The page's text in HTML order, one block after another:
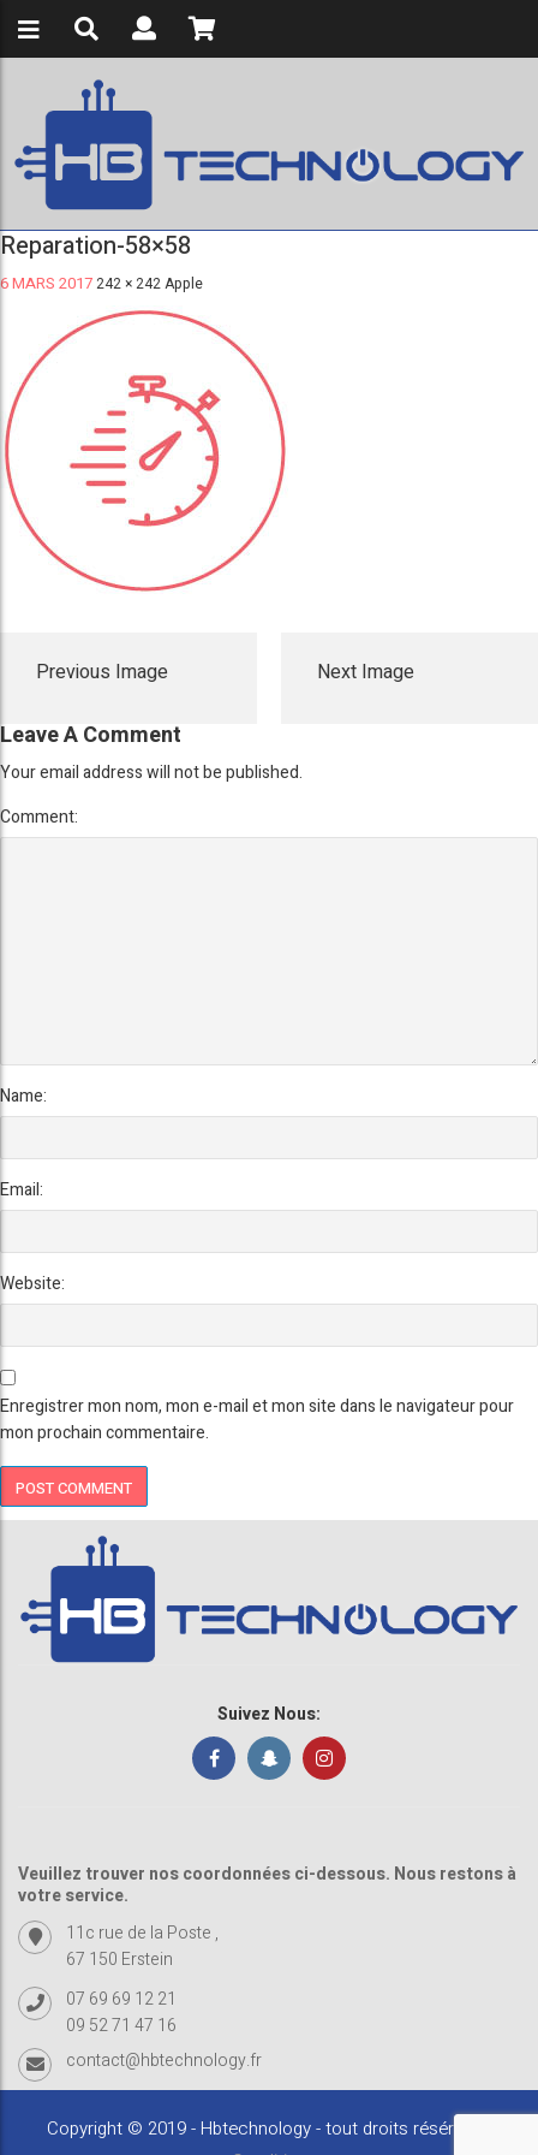
Reparation-58×58
6 MARS 2017242 × 242Apple
Previous Image Next Image
Leave A Comment
Your email address will not be published.
Comment:
Name:
Email:
Website:
Enregistrer mon nom, mon e-mail et mon site dans le navigateur pour
mon prochain commentaire.
Suivez Nous:
Veuillez trouver nos coordonnées ci-dessous. Nous restons à
votre service.
11c rue de la Poste ,
67 150 Erstein
07 69 69 12 21
09 52 71 47 16
contact@hbtechnology.fr
Copyright © 2019 - Hbtechnology - tout droits résérvés -